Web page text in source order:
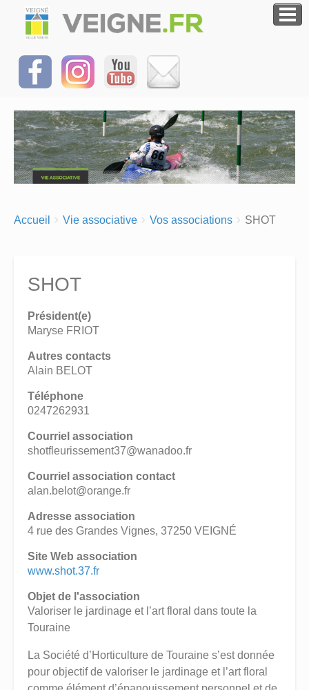
Breadcrumbs
You
Accueil Vie associative Vos associations SHOT
SHOT
Président(e)
Maryse FRIOT
Autres contacts
Alain BELOT
Téléphone
0247262931
Courriel association
shotfleurissement37@wanadoo.fr
Courriel association contact
alan.belot@orange.fr
Adresse association
4 rue des Grandes Vignes, 37250 VEIGNÉ
Site Web association
www.shot.37.fr
Objet de l'association
Valoriser le jardinage et l’art floral dans toute la
Touraine
La Société d’Horticulture de Touraine s’est donnée
pour objectif de valoriser le jardinage et l’art floral